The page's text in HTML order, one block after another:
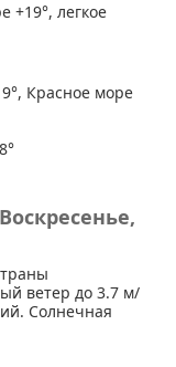
+19°, легкое
Красное море
ветер до 3.7 м/
Солнечная